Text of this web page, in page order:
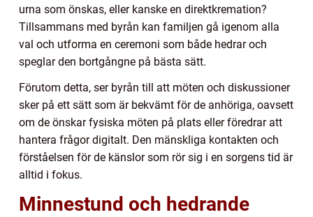
urna som önskas, eller kanske en direktkremation?
Tillsammans med byrån kan familjen gå igenom alla
val och utforma en ceremoni som både hedrar och
speglar den bortgångne på bästa sätt.
Förutom detta, ser byrån till att möten och diskussioner
sker på ett sätt som är bekvämt för de anhöriga, oavsett
om de önskar fysiska möten på plats eller föredrar att
hantera frågor digitalt. Den mänskliga kontakten och
förståelsen för de känslor som rör sig i en sorgens tid är
alltid i fokus.
Minnestund och hedrande